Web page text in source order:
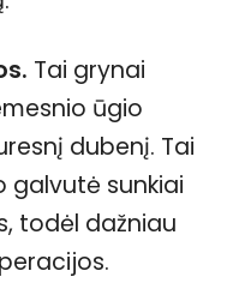
Tai grynai
ūgio
dubenį. Tai
galvutė sunkiai
todėl dažniau